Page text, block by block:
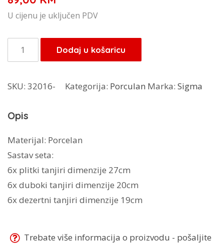
U cijenu je uključen PDV
Sigma
porculanski
18/1
količina
Dodaj u košaricu
SKU: 32016- Kategorija: Porculan Marka: Sigma
Opis
Materijal: Porcelan
Sastav seta:
6x plitki tanjiri dimenzije 27cm
6x duboki tanjiri dimenzije 20cm
6x dezertni tanjiri dimenzije 19cm
Trebate više informacija o proizvodu - pošaljite